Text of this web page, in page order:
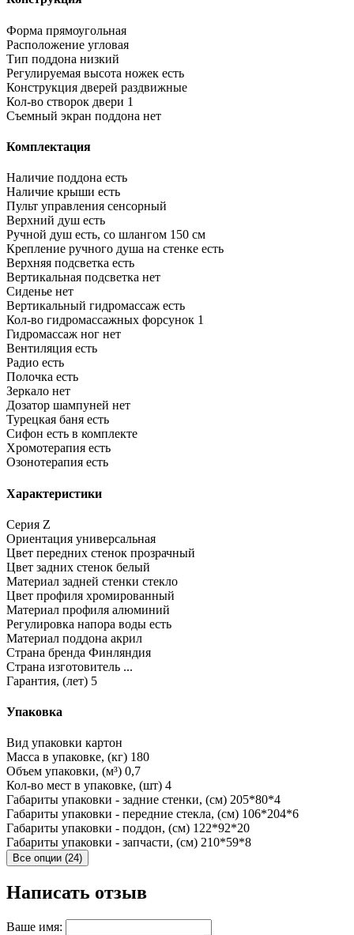
Форма прямоугольная
Расположение угловая
Тип поддона низкий
Регулируемая высота ножек есть
Конструкция дверей раздвижные
Кол-во створок двери 1
Съемный экран поддона нет
Комплектация
Наличие поддона есть
Наличие крыши есть
Пульт управления сенсорный
Верхний душ есть
Ручной душ есть, со шлангом 150 см
Крепление ручного душа на стенке есть
Верхняя подсветка есть
Вертикальная подсветка нет
Сиденье нет
Вертикальный гидромассаж есть
Кол-во гидромассажных форсунок 1
Гидромассаж ног нет
Вентиляция есть
Радио есть
Полочка есть
Зеркало нет
Дозатор шампуней нет
Турецкая баня есть
Сифон есть в комплекте
Хромотерапия есть
Озонотерапия есть
Характеристики
Серия Z
Ориентация универсальная
Цвет передних стенок прозрачный
Цвет задних стенок белый
Материал задней стенки стекло
Цвет профиля хромированный
Материал профиля алюминий
Регулировка напора воды есть
Материал поддона акрил
Страна бренда Финляндия
Страна изготовитель ...
Гарантия, (лет) 5
Упаковка
Вид упаковки картон
Масса в упаковке, (кг) 180
Объем упаковки, (м³) 0,7
Кол-во мест в упаковке, (шт) 4
Габариты упаковки - задние стенки, (см) 205*80*4
Габариты упаковки - передние стекла, (см) 106*204*6
Габариты упаковки - поддон, (см) 122*92*20
Габариты упаковки - запчасти, (см) 210*59*8
Все опции (24)
Написать отзыв
Ваше имя: